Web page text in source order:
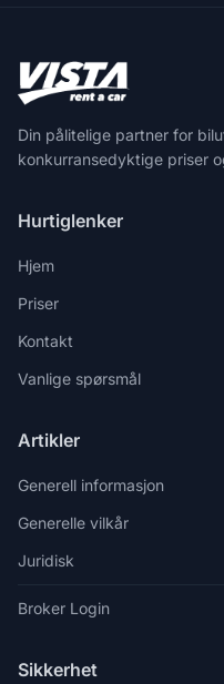
Din pålitelige partner for
konkurransedyktige priser
Hurtiglenker
Hjem
Priser
Kontakt
Vanlige spørsmål
Artikler
Generell informasjon
Generelle vilkår
Juridisk
Broker Login
Sikkerhet